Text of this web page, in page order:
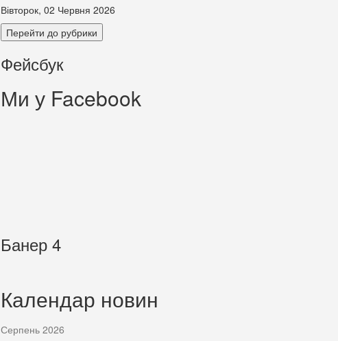
Вівторок, 02 Червня 2026
Перейти до рубрики
Фейсбук
Ми у Facebook
Банер 4
Календар новин
Серпень 2026